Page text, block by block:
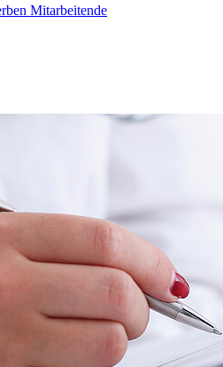
Mitarbeitende